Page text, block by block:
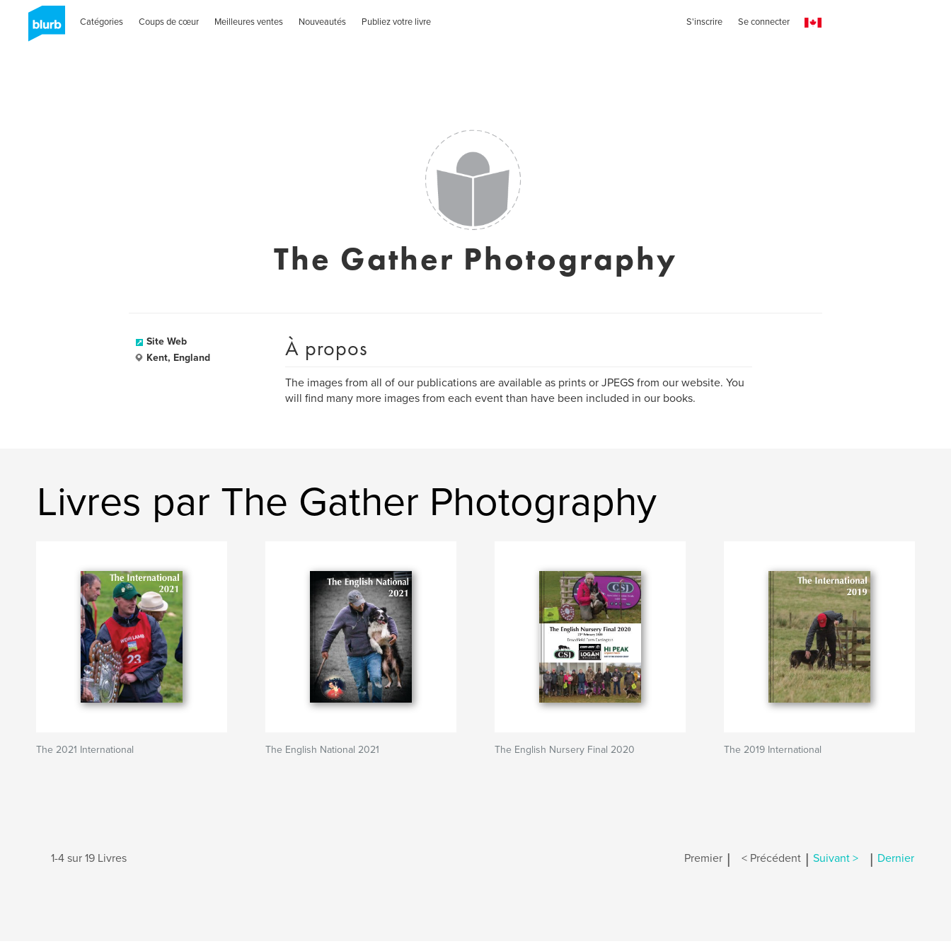
Catégories Coups de cœur Meilleures ventes Nouveautés Publiez votre livre S'inscrire Se connecter
The Gather Photography
Site Web
Kent, England
À propos
The images from all of our publications are available as prints or JPEGS from our website. You
will find many more images from each event than have been included in our books.
Livres par The Gather Photography
The 2021 International The English National 2021 The English Nursery Final 2020 The 2019 International
1-4 sur 19 Livres Premier | < Précédent | Suivant > | Dernier